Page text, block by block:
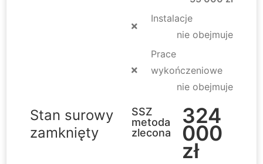
Instalacje
nie obejmuje
Prace
wykończeniowe
nie obejmuje
Stan surowy
zamknięty
SSZ
metoda
zlecona
324
000
zł